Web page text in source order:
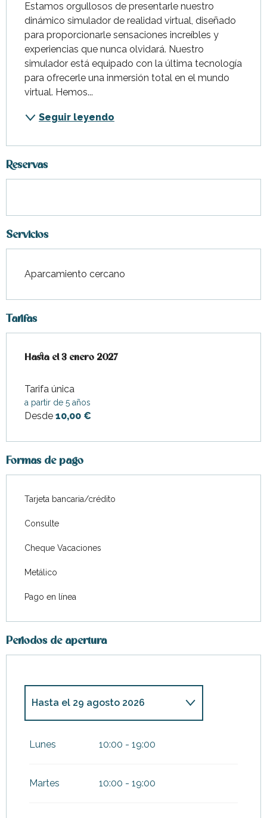
Estamos orgullosos de presentarle nuestro
dinámico simulador de realidad virtual, diseñado
para proporcionarle sensaciones increíbles y
experiencias que nunca olvidará. Nuestro
simulador está equipado con la última tecnología
para ofrecerle una inmersión total en el mundo
virtual. Hemos...
Seguir leyendo
Reservas
Servicios
Aparcamiento cercano
Tarifas
Desde 7 febrero 2026
Hasta el3 enero 2027
Tarifa única
a partir de 5 años
Desde 10,00 €
Formas de pago
Tarjeta bancaria/crédito
Consulte
Cheque Vacaciones
Metálico
Pago en línea
Periodos de apertura
2026
Hasta el 29 agosto 2026
Lunes 10:00 - 19:00
Martes 10:00 - 19:00